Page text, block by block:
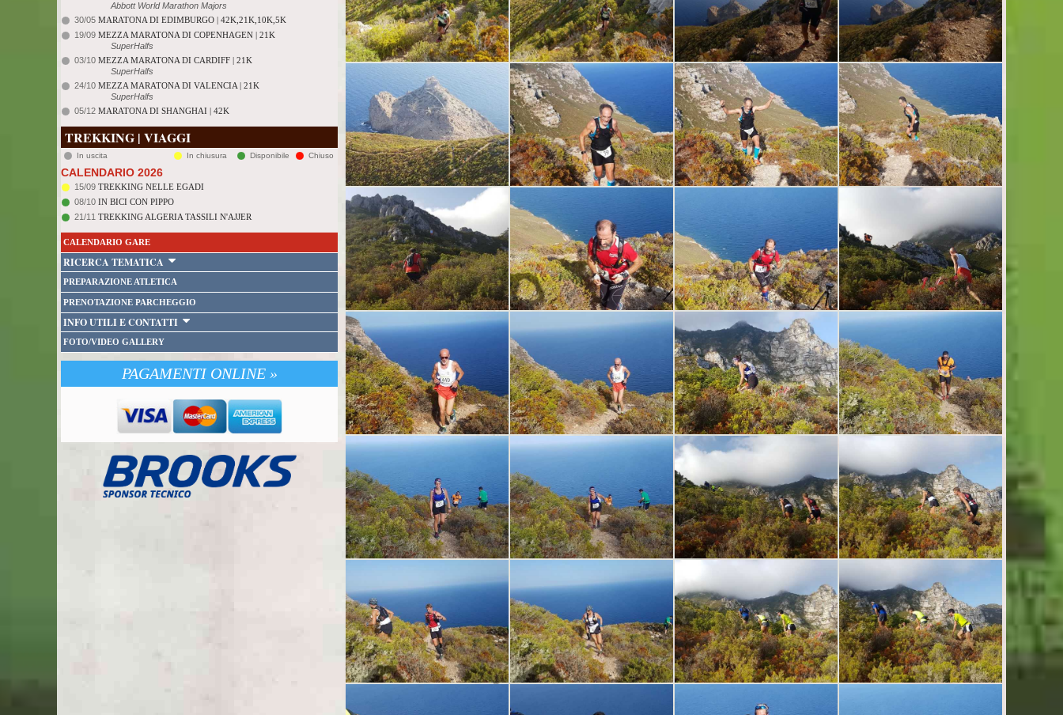
Abbott World Marathon Majors
30/05 MARATONA DI EDIMBURGO | 42K,21K,10K,5K
19/09 MEZZA MARATONA DI COPENHAGEN | 21K
SuperHalfs
03/10 MEZZA MARATONA DI CARDIFF | 21K
SuperHalfs
24/10 MEZZA MARATONA DI VALENCIA | 21K
SuperHalfs
05/12 MARATONA DI SHANGHAI | 42K
TREKKING | VIAGGI
In uscita In chiusura Disponibile Chiuso
CALENDARIO 2026
15/09 TREKKING NELLE EGADI
08/10 IN BICI CON PIPPO
21/11 TREKKING ALGERIA TASSILI N'AJJER
CALENDARIO GARE
RICERCA TEMATICA
PREPARAZIONE ATLETICA
PRENOTAZIONE PARCHEGGIO
INFO UTILI E CONTATTI
FOTO/VIDEO GALLERY
PAGAMENTI ONLINE »